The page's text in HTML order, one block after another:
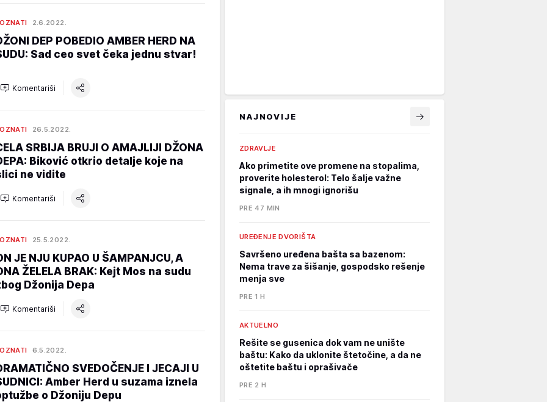
2.6.2022.
DEP POBEDIO AMBER HERD NA
Sad ceo svet čeka jednu stvar!
Komentariši
26.5.2022.
SRBIJA BRUJI O AMAJLIJI DŽONA
Biković otkrio detalje koje na
ne vidite
Komentariši
25.5.2022.
JE NJU KUPAO U ŠAMPANJCU, A
ŽELELA BRAK: Kejt Mos na sudu
Džonija Depa
Komentariši
6.5.2022.
SVEDOČENJE I JECAJI U
Amber Herd u suzama iznela
o Džoniju Depu
NAJNOVIJE
ZDRAVLJE
Ako primetite ove promene na stopalima,
proverite holesterol: Telo šalje važne
signale, a ih mnogi ignorišu
PRE 47 MIN
UREĐENJE DVORIŠTA
Savršeno uređena bašta sa bazenom:
Nema trave za šišanje, gospodsko rešenje
menja sve
PRE 1 H
AKTUELNO
Rešite se gusenica dok vam ne unište
baštu: Kako da uklonite štetočine, a da ne
oštetite baštu i oprašivače
PRE 2 H